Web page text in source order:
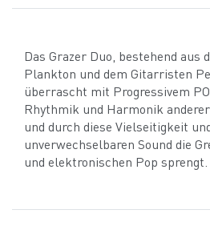
Das Grazer Duo, bestehend aus
Plankton und dem Gitarristen
überrascht mit Progressivem
Rhythmik und Harmonik
und durch diese Vielseitigkeit
unverwechselbaren Sound die
und elektronischen Pop sprengt.